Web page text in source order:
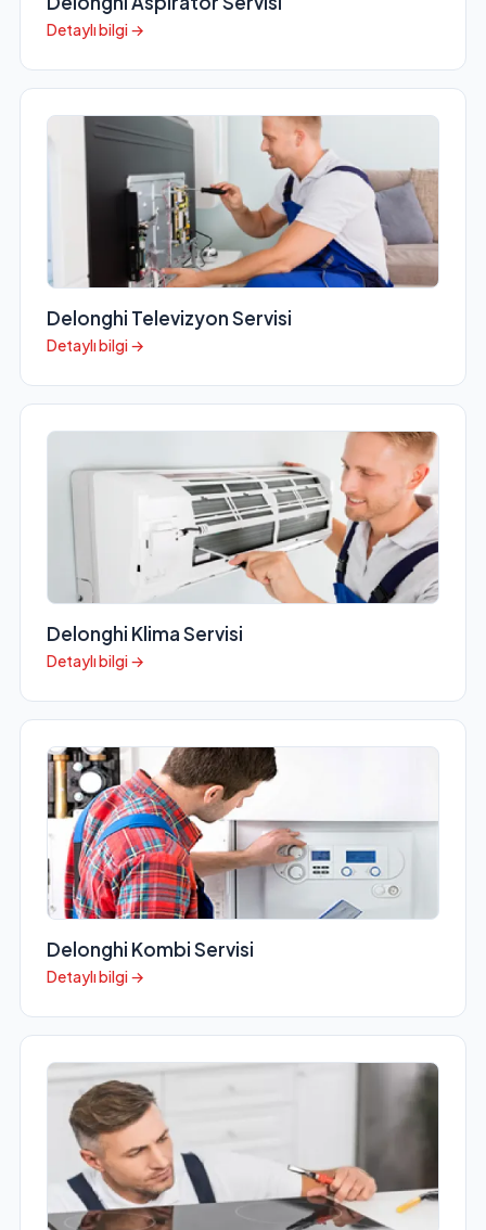
Detaylı bilgi →
Delonghi Televizyon Servisi
Detaylı bilgi →
Delonghi Klima Servisi
Detaylı bilgi →
Delonghi Kombi Servisi
Detaylı bilgi →